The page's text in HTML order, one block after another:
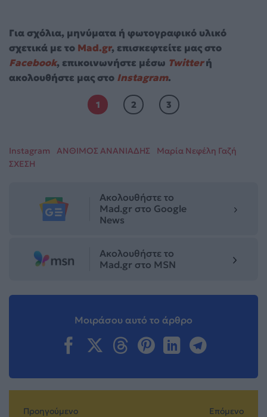
Για σχόλια, μηνύματα ή φωτογραφικό υλικό
σχετικά με το Mad.gr, επισκεφτείτε μας στο
Facebook, επικοινωνήστε μέσω Twitterή
ακολουθήστε μας στο Instagram.
1 2 3
Instagram ΑΝΘΙΜΟΣ ΑΝΑΝΙΑΔΗΣ
Μαρία Νεφέλη Γαζή
ΣΧΕΣΗ
Ακολουθήστε το
Mad.gr στο Google
News
Ακολουθήστε το
Mad.gr στο MSN
Μοιράσου αυτό το άρθρο
Προηγούμενο Επόμενο